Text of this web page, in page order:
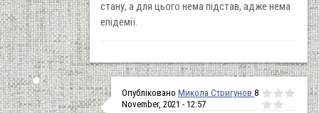
стану, а для цього нема підстав, адже нема
епідемії.
Опубліковано Микола Стригунов 8
November, 2021 - 12:57